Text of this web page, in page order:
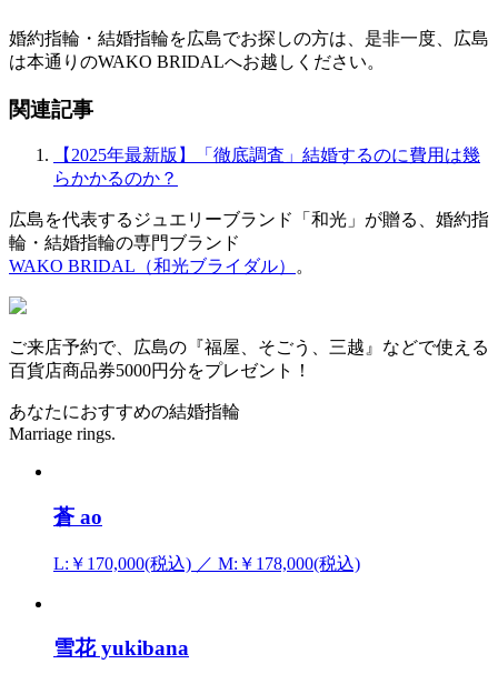
婚約指輪・結婚指輪を広島でお探しの方は、是非一度、広島
は本通りのWAKO BRIDALへお越しください。
関連記事
【2025年最新版】「徹底調査」結婚するのに費用は幾
らかかるのか？
広島を代表するジュエリーブランド「和光」が贈る、婚約指
輪・結婚指輪の専門ブランド
WAKO BRIDAL（和光ブライダル）
。
ご来店予約で、広島の『福屋、そごう、三越』などで使える
百貨店商品券5000円分をプレゼント！
あなたにおすすめの結婚指輪
Marriage rings.
蒼 ao
L:￥170,000(税込) ／ M:￥178,000(税込)
雪花 yukibana